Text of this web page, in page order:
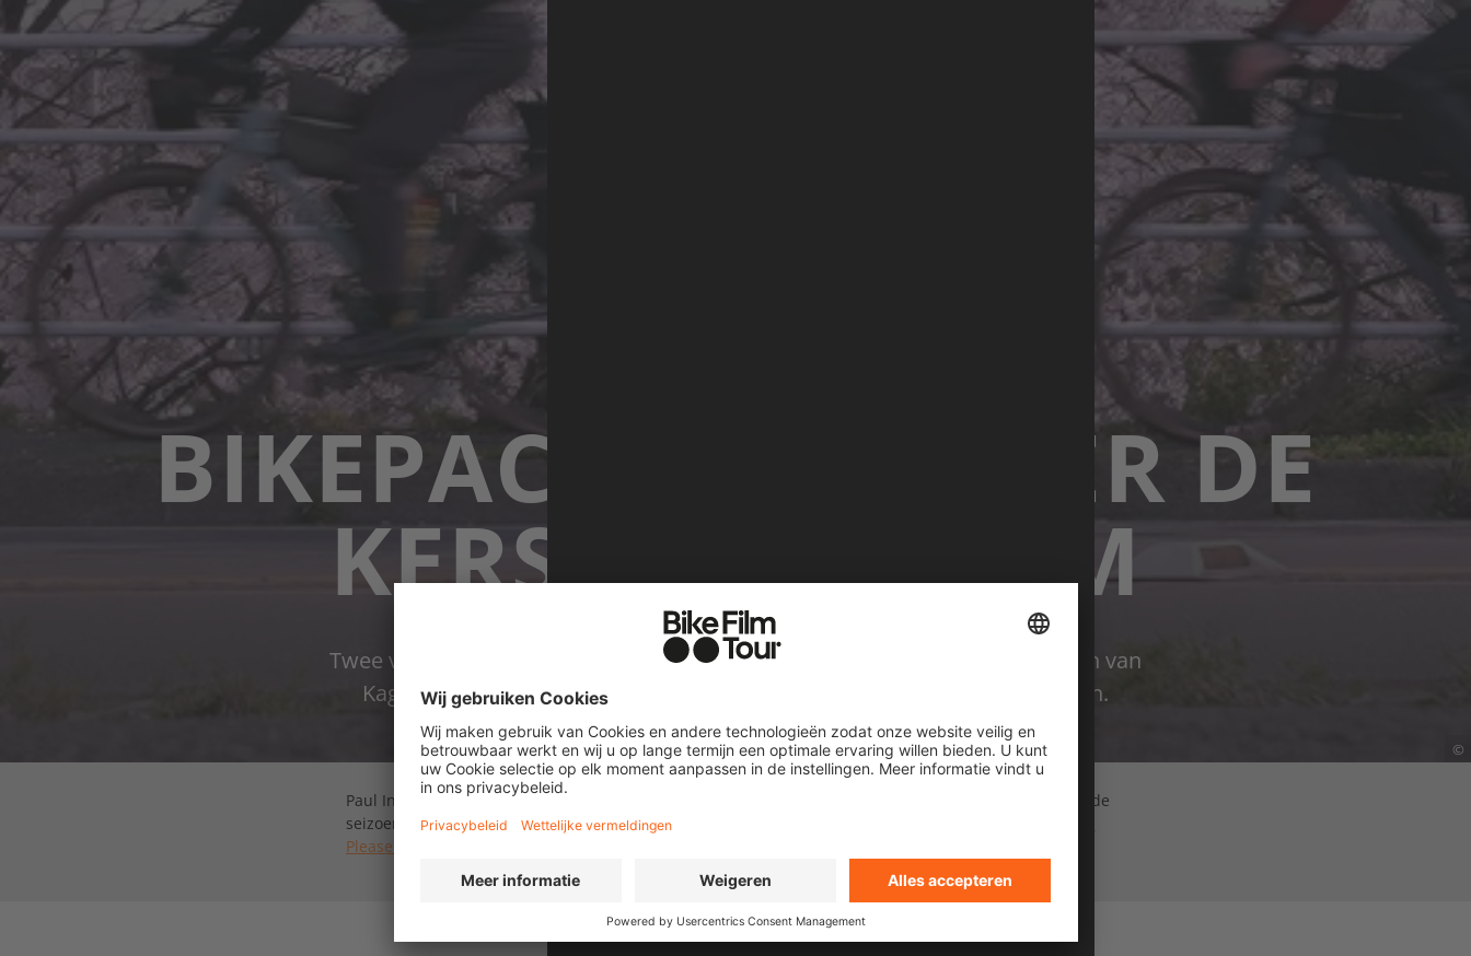
©
BIKEPACKING ONDER DE
KERSENBLOESEM
Twee vrienden, twee maanden, één land: Paul Ingram en Josh Tippet fietsten van
Kagoshima naar Tokio en verdiepten zich onderweg in de Japanse keuken.
Paul Ingram en Josh Tippet zijn te zien in de film
, die wordt vertoond tijdens het tweede
seizoen van de Bike Film Tour. Meer informatie over de film vind je hier:
Please!“